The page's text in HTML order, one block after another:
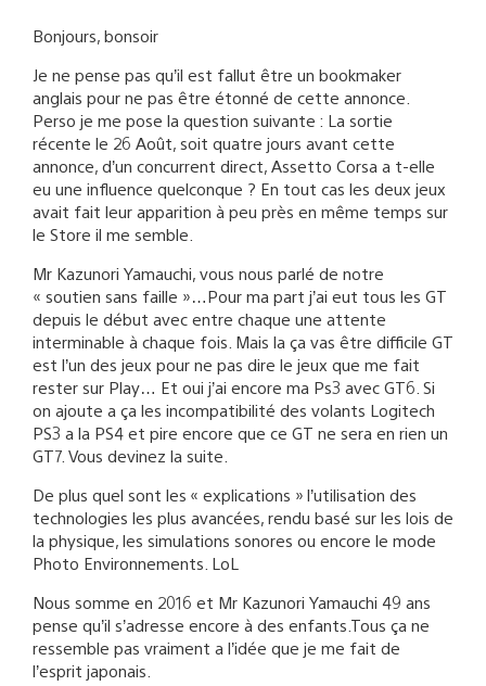
Bonjours, bonsoir
Je ne pense pas qu’il est fallut être un bookmaker
anglais pour ne pas être étonné de cette annonce.
Perso je me pose la question suivante : La sortie
récente le 26 Août, soit quatre jours avant cette
annonce, d’un concurrent direct, Assetto Corsa a t-elle
eu une influence quelconque ? En tout cas les deux jeux
avait fait leur apparition à peu près en même temps sur
le Store il me semble.
Mr Kazunori Yamauchi, vous nous parlé de notre
« soutien sans faille »…Pour ma part j’ai eut tous les GT
depuis le début avec entre chaque une attente
interminable à chaque fois. Mais la ça vas être difficile GT
est l’un des jeux pour ne pas dire le jeux que me fait
rester sur Play… Et oui j’ai encore ma Ps3 avec GT6. Si
on ajoute a ça les incompatibilité des volants Logitech
PS3 a la PS4 et pire encore que ce GT ne sera en rien un
GT7. Vous devinez la suite.
De plus quel sont les « explications » l’utilisation des
technologies les plus avancées, rendu basé sur les lois de
la physique, les simulations sonores ou encore le mode
Photo Environnements. LoL
Nous somme en 2016 et Mr Kazunori Yamauchi 49 ans
pense qu’il s’adresse encore à des enfants.Tous ça ne
ressemble pas vraiment a l’idée que je me fait de
l’esprit japonais.